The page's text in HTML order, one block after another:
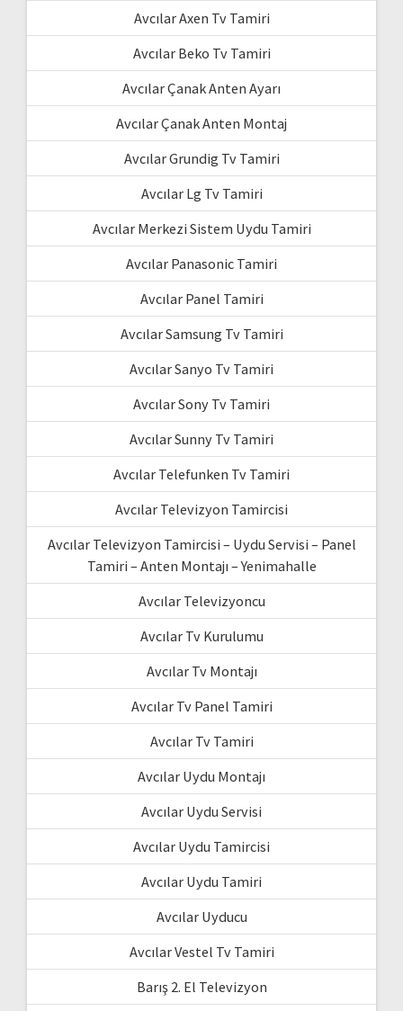
Avcılar Axen Tv Tamiri
Avcılar Beko Tv Tamiri
Avcılar Çanak Anten Ayarı
Avcılar Çanak Anten Montaj
Avcılar Grundig Tv Tamiri
Avcılar Lg Tv Tamiri
Avcılar Merkezi Sistem Uydu Tamiri
Avcılar Panasonic Tamiri
Avcılar Panel Tamiri
Avcılar Samsung Tv Tamiri
Avcılar Sanyo Tv Tamiri
Avcılar Sony Tv Tamiri
Avcılar Sunny Tv Tamiri
Avcılar Telefunken Tv Tamiri
Avcılar Televizyon Tamircisi
Avcılar Televizyon Tamircisi – Uydu Servisi – Panel
Tamiri – Anten Montajı – Yenimahalle
Avcılar Televizyoncu
Avcılar Tv Kurulumu
Avcılar Tv Montajı
Avcılar Tv Panel Tamiri
Avcılar Tv Tamiri
Avcılar Uydu Montajı
Avcılar Uydu Servisi
Avcılar Uydu Tamircisi
Avcılar Uydu Tamiri
Avcılar Uyducu
Avcılar Vestel Tv Tamiri
Barış 2. El Televizyon